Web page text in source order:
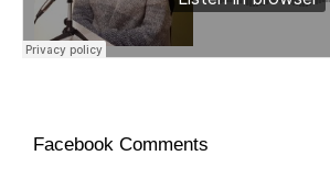
Facebook Comments